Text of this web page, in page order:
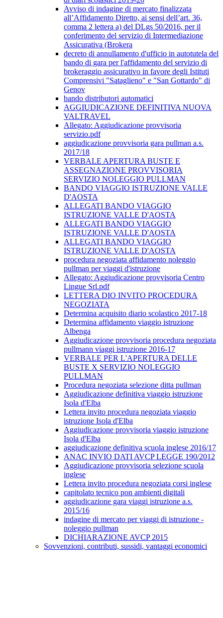
Avviso di indagine di mercato finalizzata
all’Affidamento Diretto, ai sensi dell’art. 36,
comma 2 lettera a) del DLgs 50/2016, per il
conferimento del servizio di Intermediazione
Assicurativa (Brokera
decreto di annullamento d'ufficio in autotutela del
bando di gara per l'affidamento del servizio di
brokeraggio assicurativo in favore degli Istituti
Comprensivi "Sataglieno" e "San Gottardo" di
Genov
bando distributori automatici
AGGIUDICAZIONE DEFINITIVA NUOVA
VALTRAVEL
Allegato: Aggiudicazione provvisoria
servizio.pdf
aggiudicazione provvisoria gara pullman a.s.
2017/18
VERBALE APERTURA BUSTE E
ASSEGNAZIONE PROVVISORIA
SERVIZIO NOLEGGIO PULLMAN
BANDO VIAGGIO ISTRUZIONE VALLE
D'AOSTA
ALLEGATI BANDO VIAGGIO
ISTRUZIONE VALLE D'AOSTA
ALLEGATI BANDO VIAGGIO
ISTRUZIONE VALLE D'AOSTA
ALLEGATI BANDO VIAGGIO
ISTRUZIONE VALLE D'AOSTA
procedura negoziata affidamento noleggio
pullman per viaggi d'istruzione
Allegato: Aggiudicazione provvisoria Centro
Lingue Srl.pdf
LETTERA DIO INVITO PROCEDURA
NEGOZIATA
Determina acquisito diario scolastico 2017-18
Determina affidamento viaggio istruzione
Albenga
Aggiudicazione provvisoria procedura negoziata
pullmann viaggi istruzione 2016-17
VERBALE PER L'APERTURA DELLE
BUSTE X SERVIZIO NOLEGGIO
PULLMAN
Procedura negoziata selezione ditta pullman
Aggiudicazione definitiva viaggio istruzione
Isola d'Elba
Lettera invito procedura negoziata viaggio
istruzione Isola d'Elba
Aggiudicazione provvisoria viaggio istruzione
Isola d'Elba
aggiudicazione definitiva scuola inglese 2016/17
ANAC INVIO DATI AVCP LEGGE 190/2012
Aggiudicazione provvisoria selezione scuola
inglese
Lettera invito procedura negoziata corsi inglese
capitolato tecnico pon ambienti digitali
aggiudicazione gara viaggi istruzione a.s.
2015/16
indagine di mercato per viaggi di istruzione -
noleggio pullman
DICHIARAZIONE AVCP 2015
Sovvenzioni, contributi, sussidi, vantaggi economici